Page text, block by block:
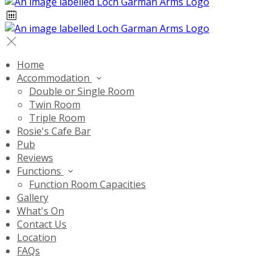
Home
Accommodation
Double or Single Room
Twin Room
Triple Room
Rosie's Cafe Bar
Pub
Reviews
Functions
Function Room Capacities
Gallery
What's On
Contact Us
Location
FAQs